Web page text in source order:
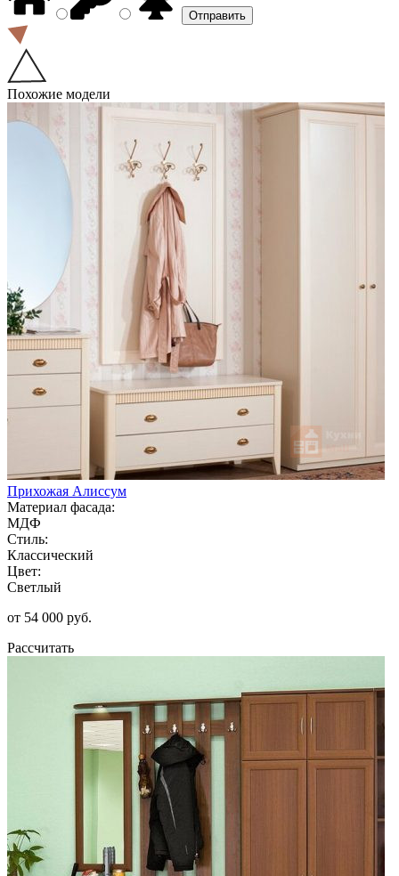
Похожие модели
Прихожая Алиссум
Материал фасада:
МДФ
Стиль:
Классический
Цвет:
Светлый
от 54 000 руб.
Рассчитать